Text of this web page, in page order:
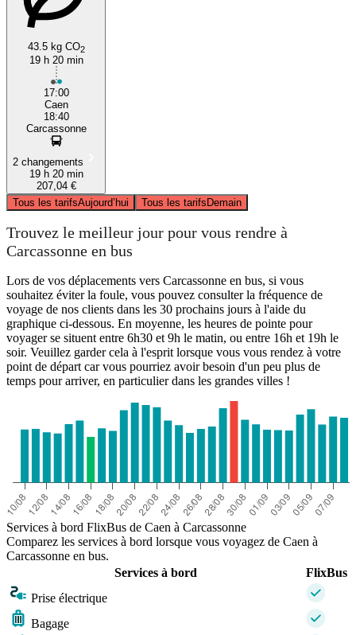
43.5 kg CO2
19 h 20 min
17:00
Caen
18:40
Carcassonne
2 changements
19 h 20 min
207,04 €
Tous les tarifsAujourd’hui Tous les tarifsDemain
Trouvez le meilleur jour pour vous rendre à
Carcassonne en bus
Lors de vos déplacements vers Carcassonne en bus, si vous
souhaitez éviter la foule, vous pouvez consulter la fréquence de
voyage de nos clients dans les 30 prochains jours à l'aide du
graphique ci-dessous. En moyenne, les heures de pointe pour
voyager se situent entre 6h30 et 9h le matin, ou entre 16h et 19h le
soir. Veuillez garder cela à l'esprit lorsque vous vous rendez à votre
point de départ car vous pourriez avoir besoin d'un peu plus de
temps pour arriver, en particulier dans les grandes villes !
Services à bord FlixBus de Caen à Carcassonne
Comparez les services à bord lorsque vous voyagez de Caen à
Carcassonne en bus.
Services à bord
FlixBus
Prise électrique
Bagage